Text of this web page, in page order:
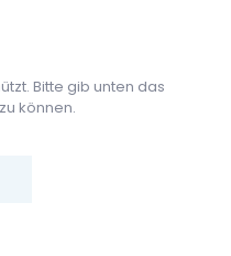
Bitte gib unten das
können.